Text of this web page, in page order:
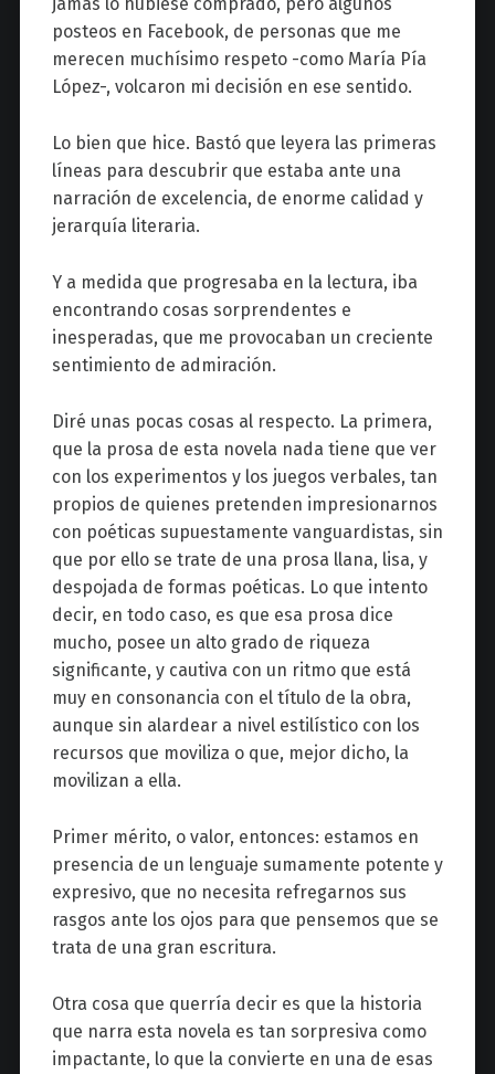
posteos en Facebook, de personas que me
merecen muchísimo respeto -como María Pía
López-, volcaron mi decisión en ese sentido.
Lo bien que hice. Bastó que leyera las primeras
líneas para descubrir que estaba ante una
narración de excelencia, de enorme calidad y
jerarquía literaria.
Y a medida que progresaba en la lectura, iba
encontrando cosas sorprendentes e
inesperadas, que me provocaban un creciente
sentimiento de admiración.
Diré unas pocas cosas al respecto. La primera,
que la prosa de esta novela nada tiene que ver
con los experimentos y los juegos verbales, tan
propios de quienes pretenden impresionarnos
con poéticas supuestamente vanguardistas, sin
que por ello se trate de una prosa llana, lisa, y
despojada de formas poéticas. Lo que intento
decir, en todo caso, es que esa prosa dice
mucho, posee un alto grado de riqueza
significante, y cautiva con un ritmo que está
muy en consonancia con el título de la obra,
aunque sin alardear a nivel estilístico con los
recursos que moviliza o que, mejor dicho, la
movilizan a ella.
Primer mérito, o valor, entonces: estamos en
presencia de un lenguaje sumamente potente y
expresivo, que no necesita refregarnos sus
rasgos ante los ojos para que pensemos que se
trata de una gran escritura.
Otra cosa que querría decir es que la historia
que narra esta novela es tan sorpresiva como
impactante, lo que la convierte en una de esas